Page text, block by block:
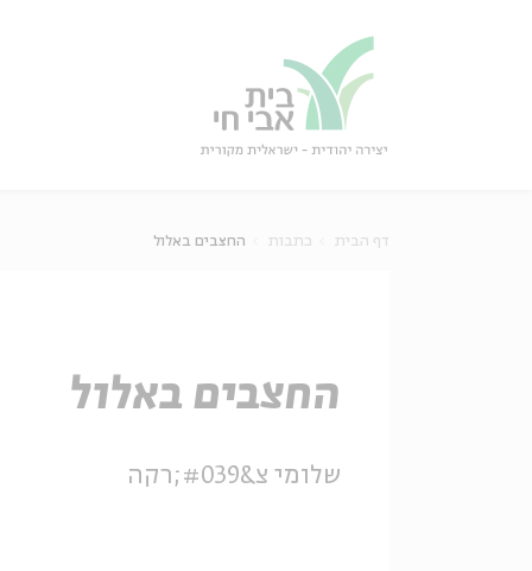
דף הבית כתבות החצבים באלול
החצבים באלול
שלומי צ&#039;רקה